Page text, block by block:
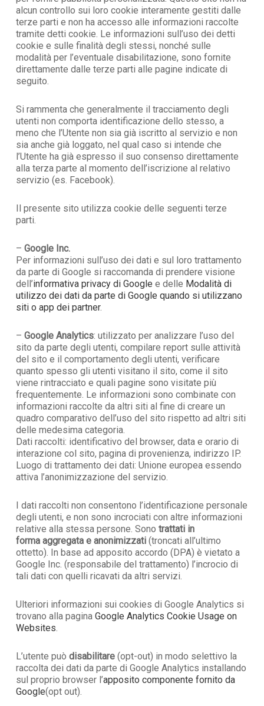
alcun controllo sui loro cookie interamente gestiti dalle
terze parti e non ha accesso alle informazioni raccolte
tramite detti cookie. Le informazioni sull’uso dei detti
cookie e sulle finalità degli stessi, nonché sulle
modalità per l’eventuale disabilitazione, sono fornite
direttamente dalle terze parti alle pagine indicate di
seguito.
Si rammenta che generalmente il tracciamento degli
utenti non comporta identificazione dello stesso, a
meno che l’Utente non sia già iscritto al servizio e non
sia anche già loggato, nel qual caso si intende che
l’Utente ha già espresso il suo consenso direttamente
alla terza parte al momento dell’iscrizione al relativo
servizio (es. Facebook).
Il presente sito utilizza cookie delle seguenti terze
parti.
– Google Inc.
Per informazioni sull’uso dei dati e sul loro trattamento
da parte di Google si raccomanda di prendere visione
dell’informativa privacy di Google e delle Modalità di
utilizzo dei dati da parte di Google quando si utilizzano
siti o app dei partner.
– Google Analytics: utilizzato per analizzare l’uso del
sito da parte degli utenti, compilare report sulle attività
del sito e il comportamento degli utenti, verificare
quanto spesso gli utenti visitano il sito, come il sito
viene rintracciato e quali pagine sono visitate più
frequentemente. Le informazioni sono combinate con
informazioni raccolte da altri siti al fine di creare un
quadro comparativo dell’uso del sito rispetto ad altri siti
delle medesima categoria.
Dati raccolti: identificativo del browser, data e orario di
interazione col sito, pagina di provenienza, indirizzo IP.
Luogo di trattamento dei dati: Unione europea essendo
attiva l’anonimizzazione del servizio.
I dati raccolti non consentono l’identificazione personale
degli utenti, e non sono incrociati con altre informazioni
relative alla stessa persone. Sono trattati in
forma aggregata e anonimizzati(troncati all’ultimo
ottetto). In base ad apposito accordo (DPA) è vietato a
Google Inc. (responsabile del trattamento) l’incrocio di
tali dati con quelli ricavati da altri servizi.
Ulteriori informazioni sui cookies di Google Analytics si
trovano alla pagina Google Analytics Cookie Usage on
Websites.
L’utente può disabilitare(opt-out) in modo selettivo la
raccolta dei dati da parte di Google Analytics installando
sul proprio browser l’apposito componente fornito da
Google(opt out).